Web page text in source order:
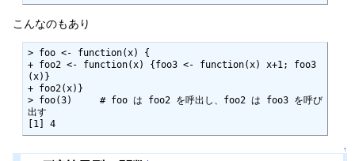
こんなのもあり
> foo <- function(x) {
+ foo2 <- function(x) {foo3 <- function(x) x+1; foo3
(x)}
+ foo2(x)}
> foo(3)     # foo は foo2 を呼出し、foo2 は foo3 を呼び
出す
[1] 4
↑